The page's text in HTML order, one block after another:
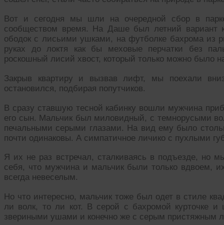
Вот и сегодня мы шли на очередной сбор в
сообществом время. На Даше был летний вариант
ободок с лисьими ушками, на футболке бахрома из
руках до локтя как бы меховые перчатки без
роскошный лисий хвост, который только можно было
Закрыв квартиру и вызвав лифт, мы поехали
остановился, подбирая попутчиков.
В сразу ставшую тесной кабинку вошли мужчина
его сын. Мальчик был миловидный, с темнорусыми
печальными серыми глазами. На вид ему было
почти одинаковы. А симпатичное личико с пухлыми
Я их не раз встречал, сталкиваясь в подъезде, но
себя, что мужчина и мальчик были только вдвоем,
всегда невеселым.
Но что интересно, мальчик тоже был одет в стиле
ли волк, то ли кот. В серой с бахромой курточке
звериными ушами и конечно же с серым пристяжным